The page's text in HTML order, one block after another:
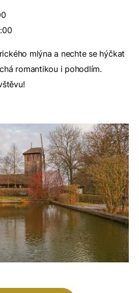
mlýna a nechte se hýčkat
romantikou i pohodlím.